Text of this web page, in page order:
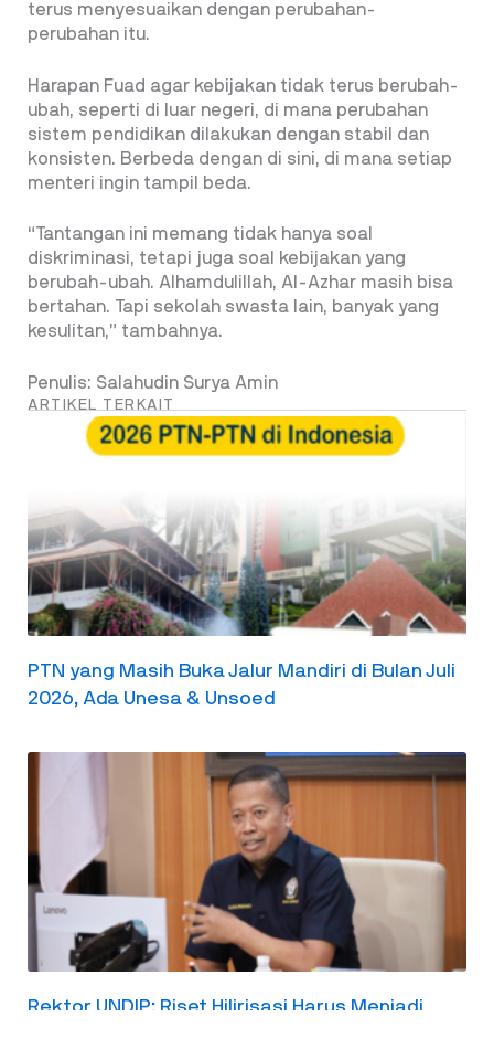
terus menyesuaikan dengan perubahan-
perubahan itu.
Harapan Fuad agar kebijakan tidak terus berubah-
ubah, seperti di luar negeri, di mana perubahan
sistem pendidikan dilakukan dengan stabil dan
konsisten. Berbeda dengan di sini, di mana setiap
menteri ingin tampil beda.
“Tantangan ini memang tidak hanya soal
diskriminasi, tetapi juga soal kebijakan yang
berubah-ubah. Alhamdulillah, Al-Azhar masih bisa
bertahan. Tapi sekolah swasta lain, banyak yang
kesulitan,” tambahnya.
Penulis: Salahudin Surya Amin
ARTIKEL TERKAIT
PTN yang Masih Buka Jalur Mandiri di Bulan Juli
2026, Ada Unesa & Unsoed
Rektor UNDIP: Riset Hilirisasi Harus Menjadi